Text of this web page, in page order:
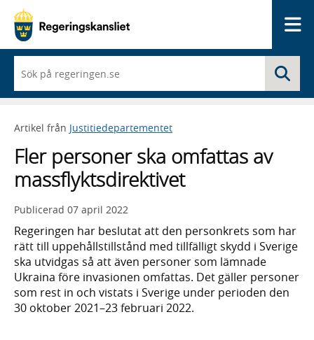
du
börjar
skriva
framträder
lista
med
sökförslag
Artikel från Justitiedepartementet
Fler personer ska omfattas av
massflyktsdirektivet
Publicerad 07 april 2022
Regeringen har beslutat att den personkrets som har
rätt till uppehållstillstånd med tillfälligt skydd i Sverige
ska utvidgas så att även personer som lämnade
Ukraina före invasionen omfattas. Det gäller personer
som rest in och vistats i Sverige under perioden den
30 oktober 2021–23 februari 2022.